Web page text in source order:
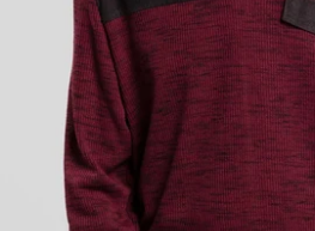
Bas/Chaussettes
Pantoufles